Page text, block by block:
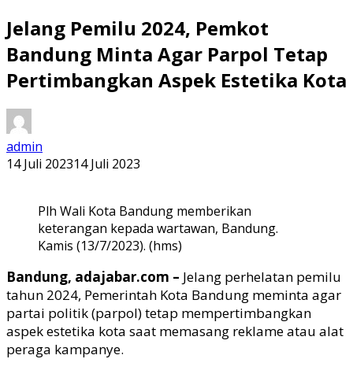
Jelang Pemilu 2024, Pemkot
Bandung Minta Agar Parpol Tetap
Pertimbangkan Aspek Estetika Kota
admin
14 Juli 202314 Juli 2023
Plh Wali Kota Bandung memberikan
keterangan kepada wartawan, Bandung.
Kamis (13/7/2023). (hms)
Bandung, adajabar.com – Jelang perhelatan pemilu
tahun 2024, Pemerintah Kota Bandung meminta agar
partai politik (parpol) tetap mempertimbangkan
aspek estetika kota saat memasang reklame atau alat
peraga kampanye.